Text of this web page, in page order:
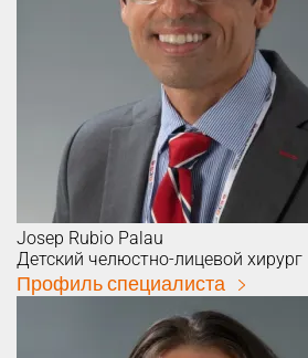
Josep Rubio Palau
Детский челюстно-лицевой хирург
Профиль специалиста